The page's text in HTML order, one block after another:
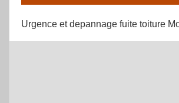
Urgence et depannage fuite toiture